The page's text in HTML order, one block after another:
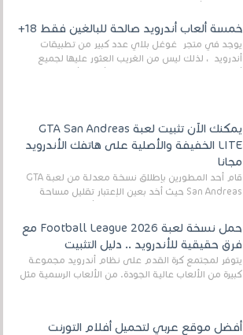
خمسة ألعاب أندرويد صالحة للبالغين فقط 18+
يوجد في متجر غوغل بلاي عدد كبير من تطبيقات
أندرويد ، لذلك ليس من الغريب العثور عليها لجميع
يمكنك الآن تثبيت لعبة GTA San Andreas
LITE الخفيفة والأصلية على هاتفك الأندرويد
مجانا
قام أحد المطورين بإطلاق نسخة معدلة من لعبة GTA
San Andreas حيث أخد بعين الإعتبار تقليل مساحة
حمل نسخة لعبة Football League 2026 مع
فرق حقيقية للأندرويد .. دليل التثبيت
يتوفر لمجتمع كرة القدم على نظام أندرويد مجموعة
كبيرة من الألعاب عالية الجودة. من الألعاب الرسمية مثل
أفضل موقع عربي لتحميل أفلام التورنت